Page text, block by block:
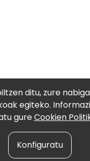
ditu, zure
egiteko.
gureCookien
Konfiguratu